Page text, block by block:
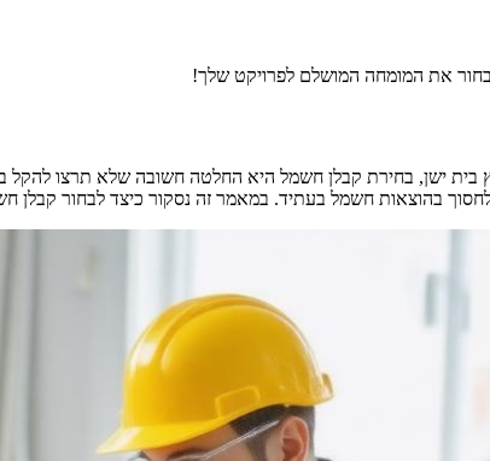
בית ישן, בחירת קבלן חשמל היא החלטה חשובה שלא תרצו
בהוצאות חשמל בעתיד. במאמר זה נסקור כיצד לבחור קבלן